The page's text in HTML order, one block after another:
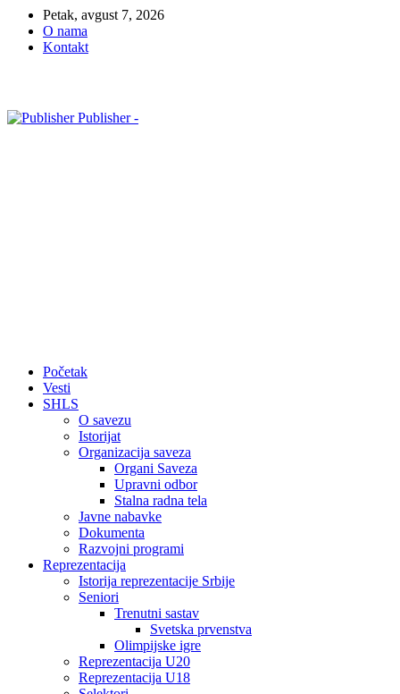
Petak, avgust 7, 2026
O nama
Kontakt
Publisher -
Početak
Vesti
SHLS
O savezu
Istorijat
Organizacija saveza
Organi Saveza
Upravni odbor
Stalna radna tela
Javne nabavke
Dokumenta
Razvojni programi
Reprezentacija
Istorija reprezentacije Srbije
Seniori
Trenutni sastav
Svetska prvenstva
Olimpijske igre
Reprezentacija U20
Reprezentacija U18